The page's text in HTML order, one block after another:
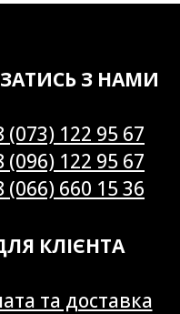
З НАМИ
(073) 122 95 67
(096) 122 95 67
(066) 660 15 36
КЛІЄНТА
та доставка